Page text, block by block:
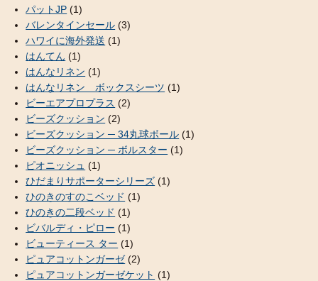
パットJP (1)
バレンタインセール (3)
ハワイに海外発送 (1)
はんてん (1)
はんなリネン (1)
はんなリネン ボックスシーツ (1)
ビーエアプロプラス (2)
ビーズクッション (2)
ビーズクッション ─ 34丸球ボール (1)
ビーズクッション ─ ボルスター (1)
ピオニッシュ (1)
ひだまりサポーターシリーズ (1)
ひのきのすのこベッド (1)
ひのきの二段ベッド (1)
ビバルディ・ピロー (1)
ビューティース ター (1)
ピュアコットンガーゼ(2)
ピュアコットンガーゼケット (1)